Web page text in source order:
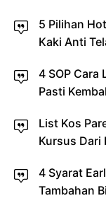
5 Pilihan
Kaki Anti
4 SOP Cara
Pasti
List Kos
Kursus Dari
4 Syarat
Tambahan